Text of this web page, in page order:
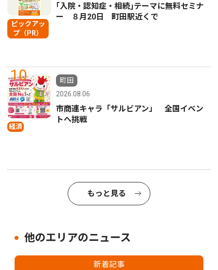
ピックアッ
プ（PR）
｢入院・認知症・相続｣テーマに無料セミナ
ー ８月20日 町田駅近くで
10
経済
町田
2026.08.06
市商連キャラ「サルビアン」 全国イベン
トへ挑戦
もっと見る
他のエリアのニュース
新着記事